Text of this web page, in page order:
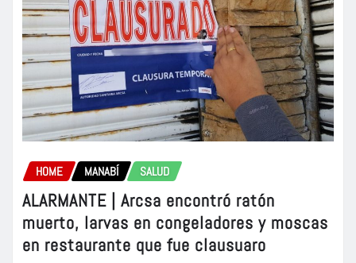
HOME MANABÍ SALUD
ALARMANTE | Arcsa encontró ratón
muerto, larvas en congeladores y moscas
en restaurante que fue clausuaro